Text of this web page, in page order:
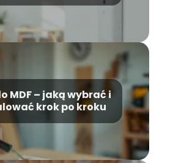
MDF – jaką wybrać i
krok po kroku